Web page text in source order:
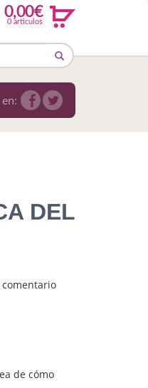
0,00€
0 articulos
DEL
de cómo